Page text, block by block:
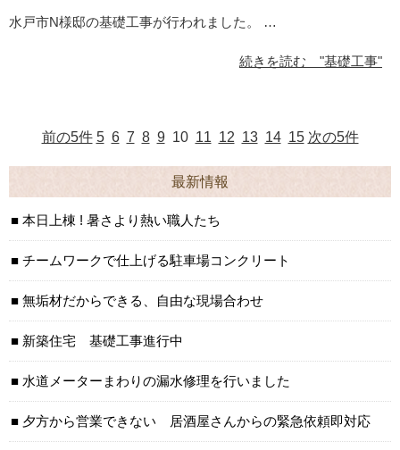
水戸市N様邸の基礎工事が行われました。 …
続きを読む "基礎工事"
前の5件 5 6 7 8 9 10 11 12 13 14 15 次の5件
最新情報
本日上棟 ! 暑さより熱い職人たち
チームワークで仕上げる駐車場コンクリート
無垢材だからできる、自由な現場合わせ
新築住宅 基礎工事進行中
水道メーターまわりの漏水修理を行いました
夕方から営業できない 居酒屋さんからの緊急依頼即対応